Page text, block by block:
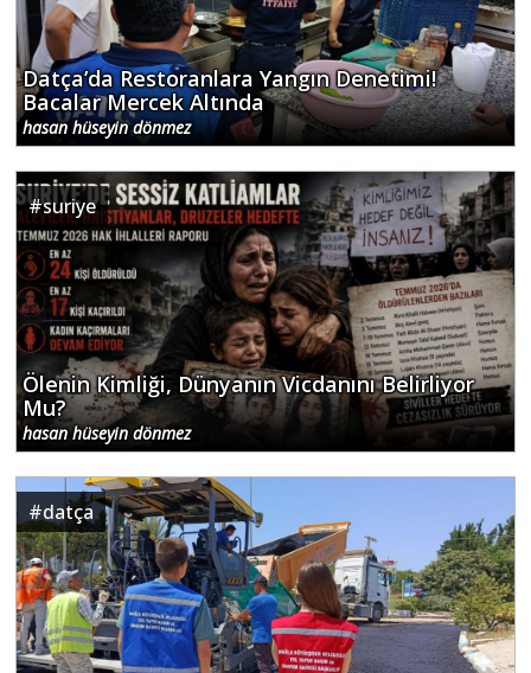
Datça’da Restoranlara Yangın Denetimi!
Bacalar Mercek Altında
hasan hüseyin dönmez
#suriye
Ölenin Kimliği, Dünyanın Vicdanını Belirliyor
Mu?
hasan hüseyin dönmez
#datça